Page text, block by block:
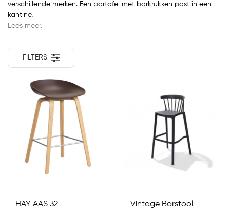
verschillende merken. Een bartafel met barkrukken past in een
kantine,
Lees meer.
FILTERS
HAY AAS 32 Vintage Barstool